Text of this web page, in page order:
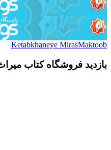
Ketabkhaneye MirasMaktoob
بازدید فروشگاه کتاب